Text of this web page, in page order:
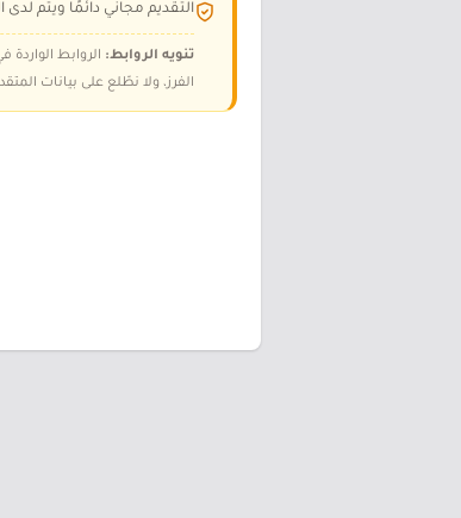
التقديم مجاني دائمًا ويتم
تنويه الروابط: الروابط
الفرز، ولا نطّلع على بيانات